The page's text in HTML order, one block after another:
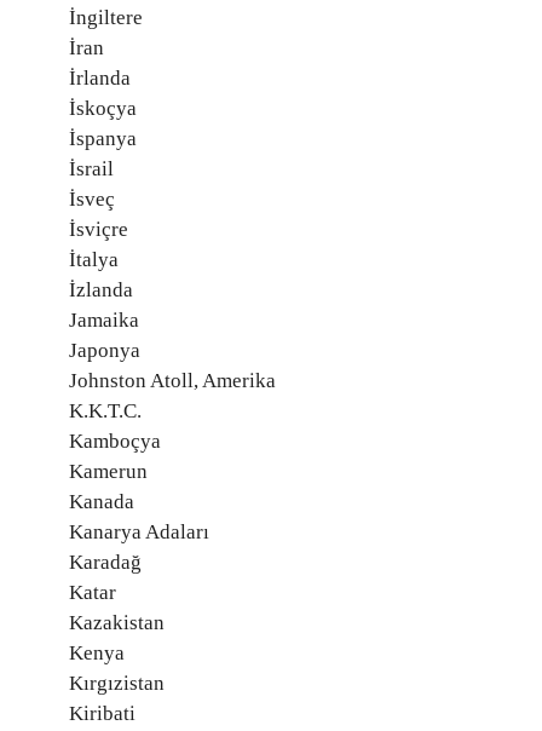
İngiltere
İran
İrlanda
İskoçya
İspanya
İsrail
İsveç
İsviçre
İtalya
İzlanda
Jamaika
Japonya
Johnston Atoll, Amerika
K.K.T.C.
Kamboçya
Kamerun
Kanada
Kanarya Adaları
Karadağ
Katar
Kazakistan
Kenya
Kırgızistan
Kiribati